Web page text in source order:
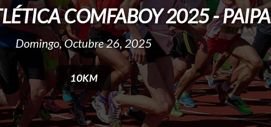
COMFABOY 2025 - PAIPA
Domingo, Octubre 26, 2025
10KM